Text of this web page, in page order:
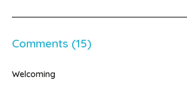
Comments (15)
Welcoming